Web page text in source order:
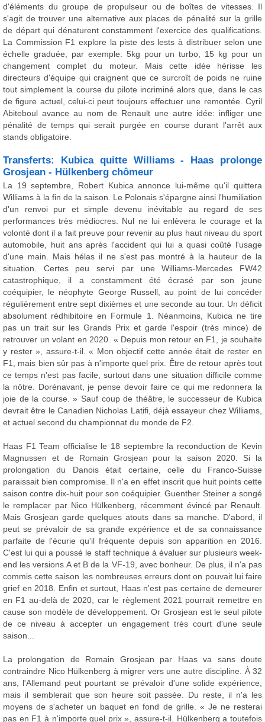
d'éléments du groupe de propulseur ou de boîtes de vitesses. Il
s'agit de trouver une alternative aux places de pénalité sur la grille
de départ qui dénaturent constamment l'exercice des qualifications.
La Commission F1 explore la piste des lests à distribuer selon une
échelle graduée, par exemple: 5kg pour un turbo, 15 kg pour un
changement complet du moteur. Mais cette idée hérisse les
directeurs d'équipe qui craignent que ce surcroît de poids ne ruine
tout simplement la course du pilote incriminé alors que, dans le cas
de figure actuel, celui-ci peut toujours effectuer une remontée. Cyril
Abiteboul avance au nom de Renault une autre idée: infliger une
pénalité de temps qui serait purgée en course durant l'arrêt aux
stands obligatoire.
Transferts: Kubica quitte Williams - Haas prolonge
Grosjean - Hülkenberg chômeur
La 19 septembre, Robert Kubica annonce lui-même qu'il quittera
Williams à la fin de la saison. Le Polonais s'épargne ainsi l'humiliation
d'un renvoi pur et simple devenu inévitable au regard de ses
performances très médiocres. Nul ne lui enlèvera le courage et la
volonté dont il a fait preuve pour revenir au plus haut niveau du sport
automobile, huit ans après l'accident qui lui a quasi coûté l'usage
d'une main. Mais hélas il ne s'est pas montré à la hauteur de la
situation. Certes peu servi par une Williams-Mercedes FW42
catastrophique, il a constamment été écrasé par son jeune
coéquipier, le néophyte George Russell, au point de lui concéder
régulièrement entre sept dixièmes et une seconde au tour. Un déficit
absolument rédhibitoire en Formule 1. Néanmoins, Kubica ne tire
pas un trait sur les Grands Prix et garde l'espoir (très mince) de
retrouver un volant en 2020. « Depuis mon retour en F1, je souhaite
y rester », assure-t-il. « Mon objectif cette année était de rester en
F1, mais bien sûr pas à n'importe quel prix. Être de retour après tout
ce temps n'est pas facile, surtout dans une situation difficile comme
la nôtre. Dorénavant, je pense devoir faire ce qui me redonnera la
joie de la course. » Sauf coup de théâtre, le successeur de Kubica
devrait être le Canadien Nicholas Latifi, déjà essayeur chez Williams,
et actuel second du championnat du monde de F2.
Haas F1 Team officialise le 18 septembre la reconduction de Kevin
Magnussen et de Romain Grosjean pour la saison 2020. Si la
prolongation du Danois était certaine, celle du Franco-Suisse
paraissait bien compromise. Il n'a en effet inscrit que huit points cette
saison contre dix-huit pour son coéquipier. Guenther Steiner a songé
le remplacer par Nico Hülkenberg, récemment évincé par Renault.
Mais Grosjean garde quelques atouts dans sa manche. D'abord, il
peut se prévaloir de sa grande expérience et de sa connaissance
parfaite de l'écurie qu'il fréquente depuis son apparition en 2016.
C'est lui qui a poussé le staff technique à évaluer sur plusieurs week-
end les versions A et B de la VF-19, avec bonheur. De plus, il n'a pas
commis cette saison les nombreuses erreurs dont on pouvait lui faire
grief en 2018. Enfin et surtout, Haas n'est pas certaine de demeurer
en F1 au-delà de 2020, car le règlement 2021 pourrait remettre en
cause son modèle de développement. Or Grosjean est le seul pilote
de ce niveau à accepter un engagement très court d'une seule
saison...
La prolongation de Romain Grosjean par Haas va sans doute
contraindre Nico Hülkenberg à migrer vers une autre discipline. À 32
ans, l'Allemand peut pourtant se prévaloir d'une solide expérience,
mais il semblerait que son heure soit passée. Du reste, il n'a les
moyens de s'acheter un baquet en fond de grille. « Je ne resterai
pas en F1 à n'importe quel prix », assure-t-il. Hülkenberg a toutefois